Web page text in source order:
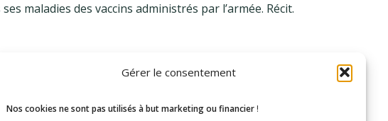
Gérer le consentement
Nos cookies ne sont pas utilisés à but marketing ou financier !
maladies des vaccins administrés par l’armée. Récit.